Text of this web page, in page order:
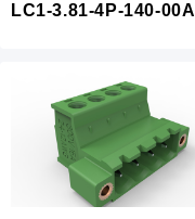
LC1-3.81-4P-140-00A